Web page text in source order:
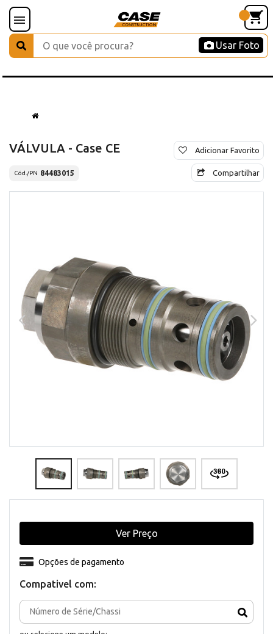
Usar Foto
VÁLVULA - Case CE
Cód./PN 84483015
Adicionar Favorito
Compartilhar
Compativel com:
Opções de pagamento
Ver Preço